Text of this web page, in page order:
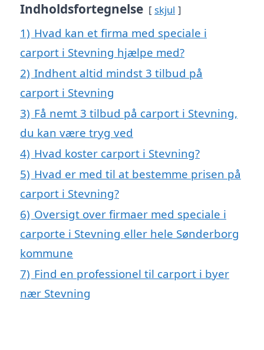
Indholdsfortegnelse skjul
1) Hvad kan et firma med speciale i
carport i Stevning hjælpe med?
2) Indhent altid mindst 3 tilbud på
carport i Stevning
3) Få nemt 3 tilbud på carport i Stevning,
du kan være tryg ved
4) Hvad koster carport i Stevning?
5) Hvad er med til at bestemme prisen på
carport i Stevning?
6) Oversigt over firmaer med speciale i
carporte i Stevning eller hele Sønderborg
kommune
7) Find en professionel til carport i byer
nær Stevning